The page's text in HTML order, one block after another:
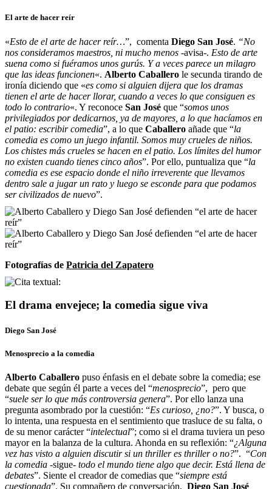
El arte de hacer reír
«Esto de el arte de hacer reír…”, comenta Diego San José. “No
nos consideramos maestros, ni mucho menos -avisa-. Esto de arte
suena como si fuéramos unos gurús. Y a veces parece un milagro
que las ideas funcionen«. Alberto Caballero le secunda tirando de
ironía diciendo que «es como si alguien dijera que los dramas
tienen el arte de hacer llorar, cuando a veces lo que consiguen es
todo lo contrario«. Y reconoce San José que “somos unos
privilegiados por dedicarnos, ya de mayores, a lo que hacíamos en
el patio: escribir comedia”, a lo que Caballero añade que “la
comedia es como un juego infantil. Somos muy crueles de niños.
Los chistes más crueles se hacen en el patio. Los límites del humor
no existen cuando tienes cinco años”. Por ello, puntualiza que “la
comedia es ese espacio donde el niño irreverente que llevamos
dentro sale a jugar un rato y luego se esconde para que podamos
ser civilizados de nuevo”.
Fotografías de Patricia del Zapatero
El drama envejece; la comedia sigue viva
Diego San José
Menosprecio a la comedia
Alberto Caballero puso énfasis en el debate sobre la comedia; ese
debate que según él parte a veces del “menosprecio”, pero que
“suele ser lo que más controversia genera”. Por ello lanza una
pregunta asombrado por la cuestión: “Es curioso, ¿no?”. Y busca, o
lo intenta, una respuesta en el sentimiento que trasluce de su falta, o
de su menor carácter “intelectual”; como si el drama tuviera un peso
mayor en la balanza de la cultura. Ahonda en su reflexión: “¿Alguna
vez has visto a alguien discutir si un thriller es thriller o no?”. “Con
la comedia -sigue- todo el mundo tiene algo que decir. Está llena de
debates”. Siente el creador de comedias que “siempre está
cuestionada”. Su compañero de conversación, Diego San José